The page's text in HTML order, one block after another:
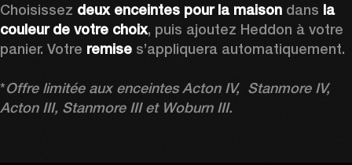
Choisissez deux enceintes pour la maison dans la
couleur de votre choix, puis ajoutez Heddon à votre
panier. Votre remise s’appliquera automatiquement.
*Offre limitée aux enceintes Acton IV,  Stanmore IV,
Acton III, Stanmore III et Woburn III.